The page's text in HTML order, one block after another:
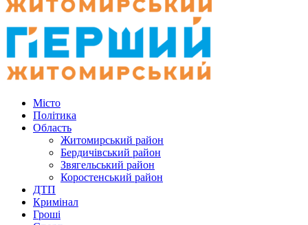
Місто
Політика
Область
Житомирський район
Бердичівський район
Звягельський район
Коростенський район
ДТП
Кримінал
Гроші